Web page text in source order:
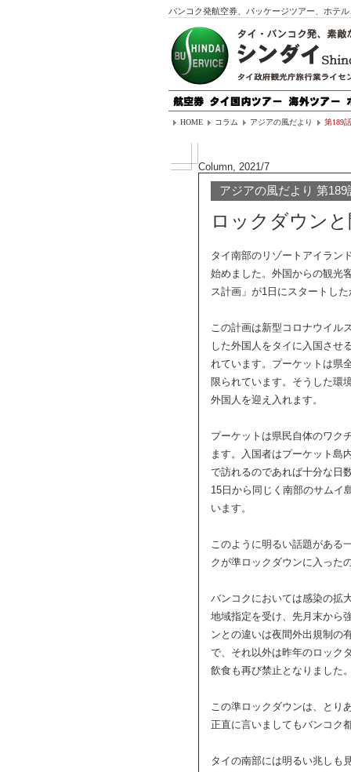
バンコク発航空券、パッケージツアー、ホテ
HOME コラム アジアの風だより 第189
Column, 2021/7
アジアの風だより 第189
ロックダウン
タイ南部のリゾートアイラン
始めました。外国からの観光
ス計画」が1日にスタートし
この計画は新型コロナウイル
した外国人をタイに入国させ
れています。プーケットは県
限られています。そうした環
外国人を迎え入れます。
プーケットは県民自体のワク
ます。入国者はプーケット島
で訪れるのであれば十分な日
15日から同じく南部のサムイ
います。
このように明るい話題がある
クが準ロックダウンに入った
バンコクにおいては感染の拡
地域指定を受け、先月末から
ンとの違いは夜間外出規制の
で、それ以外は昨年のロック
飲食も再び禁止となりました
この準ロックダウンは、とり
正直に言いましてもバンコク
タイの南部には明るい兆しも